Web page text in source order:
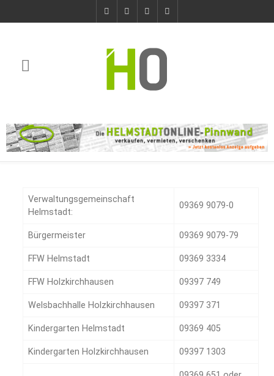
Verwaltungsgemeinschaft
Helmstadt:
09369 9079-0
Bürgermeister 09369 9079-79
FFW Helmstadt 09369 3334
FFW Holzkirchhausen 09397 749
Welsbachhalle Holzkirchhausen 09397 371
Kindergarten Helmstadt 09369 405
Kindergarten Holzkirchhausen 09397 1303